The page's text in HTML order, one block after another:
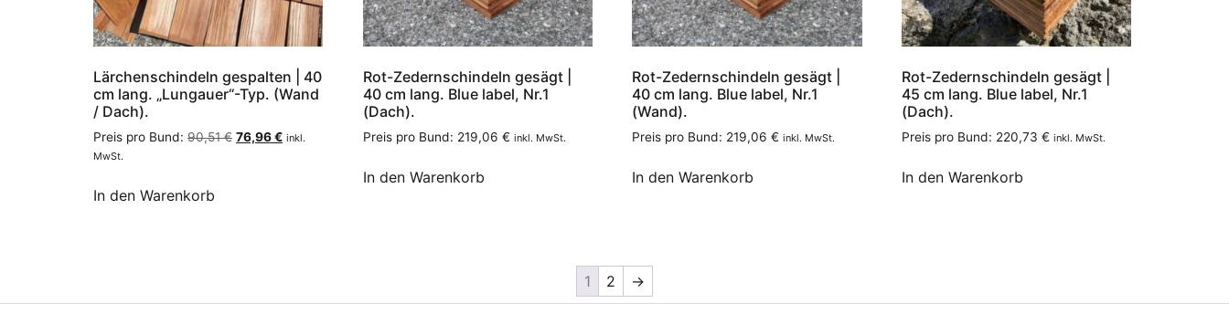
Lärchenschindeln gespalten | 40
cm lang. „Lungauer“-Typ. (Wand
/ Dach).
Preis pro Bund: 90,51€ 76,96€ inkl.
MwSt.
In den Warenkorb
Rot-Zedernschindeln gesägt |
40 cm lang. Blue label, Nr.1
(Dach).
Preis pro Bund: 219,06 € inkl. MwSt.
In den Warenkorb
Rot-Zedernschindeln gesägt |
40 cm lang. Blue label, Nr.1
(Wand).
Preis pro Bund: 219,06€ inkl. MwSt.
In den Warenkorb
Rot-Zedernschindeln gesägt |
45 cm lang. Blue label, Nr.1
(Dach).
Preis pro Bund: 220,73€ inkl. MwSt.
In den Warenkorb
1 2 →